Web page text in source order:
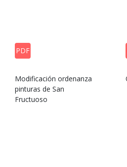
PDF
Modificación ordenanza
pinturas de San
Fructuoso